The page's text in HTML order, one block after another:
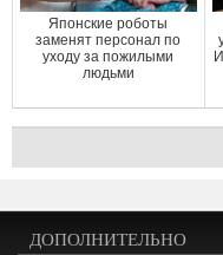
Японские роботы
заменят персонал по
уходу за пожилыми
людьми
ДОПОЛНИТЕЛЬНО